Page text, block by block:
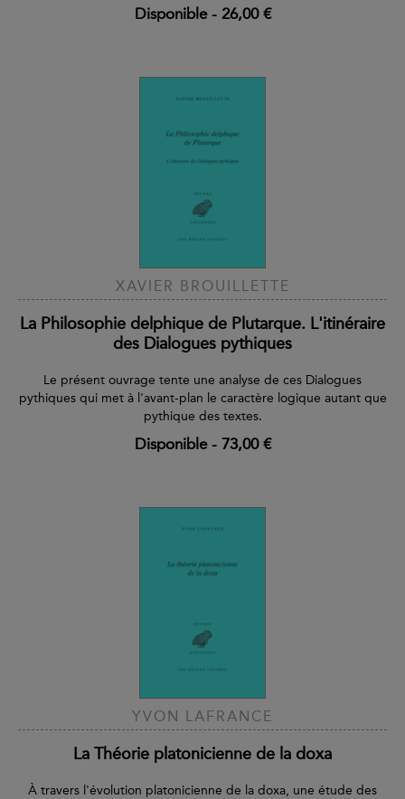
Disponible- 26,00 €
XAVIER BROUILLETTE
La Philosophie delphique de Plutarque. L'itinéraire
des Dialogues pythiques
Le présent ouvrage tente une analyse de ces Dialogues
pythiques qui met à l'avant-plan le caractère logique autant que
pythique des textes.
Disponible- 73,00 €
YVON LAFRANCE
La Théorie platonicienne de la doxa
À travers l'évolution platonicienne de la doxa, une étude des